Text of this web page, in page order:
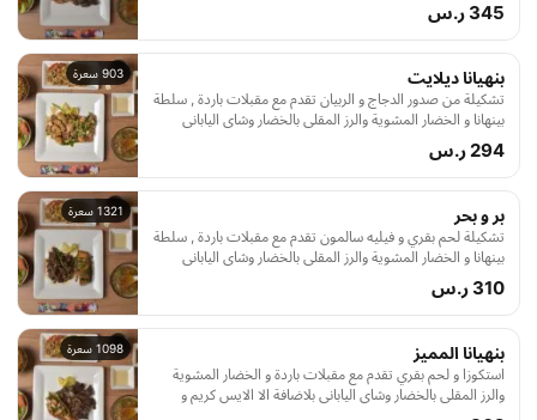
كريم ,وص , أرز مسلوق, شاهي اخضر ياباني و ايسكريم
345 ر.س
903 سعرة بنهيانا ديلايت
تشكيلة من صدور الدجاج و الربيان تقدم مع مقبلات باردة , سلطة
بينهانا و الخضار المشوية والرز المقلى بالخضار وشاى اليابانى
بلاضافة الا الايس كريم, شوربة البصل اليابانية ,خضار هيباشي ,
صوص , أرز مسلوق , شاهي اخضر ياباني و ايس كريم
294 ر.س
1321 سعرة بر و بحر
تشكيلة لحم بقري و فيليه سالمون تقدم مع مقبلات باردة , سلطة
بينهانا و الخضار المشوية والرز المقلى بالخضار وشاى اليابانى
بلاضافة الا الايس كريم, شوربة البصل اليابانية ,خضار هيباشي ,
صوص , أرز مسلوق , شاهي اخضر ياباني و ايس كريم
310 ر.س
1098 سعرة بنهيانا المميز
استكوزا و لحم بقري تقدم مع مقبلات باردة و الخضار المشوية
والرز المقلى بالخضار وشاى اليابانى بلاضافة الا الايس كريم و